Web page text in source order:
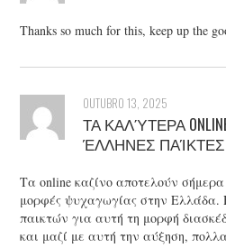
Thanks so much for this, keep up the
OUTUBRO 13, 2025
ΤΑ ΚΑΛΎΤΕΡΑ
ΈΛΛΗΝΕΣ ΠΑΊΚΤΕΣ
Τα online καζίνο αποτελούν σήμερα
μορφές ψυχαγωγίας στην
παικτών για αυτή τη μορφή
και μαζί με αυτή την αύξηση,